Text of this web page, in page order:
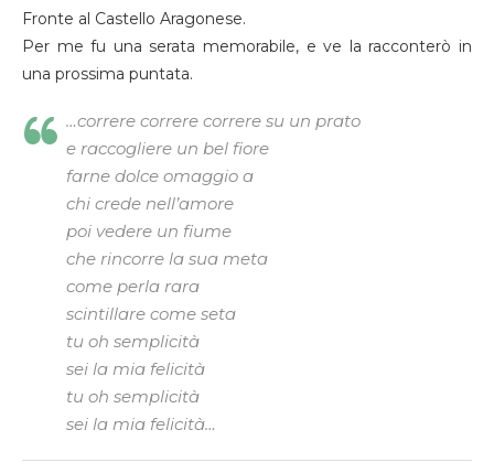
Fronte al Castello Aragonese.
Per me fu una serata memorabile, e ve la racconterò in
una prossima puntata.
…correre correre correre su un prato
e raccogliere un bel fiore
farne dolce omaggio a
chi crede nell’amore
poi vedere un fiume
che rincorre la sua meta
come perla rara
scintillare come seta
tu oh semplicità
sei la mia felicità
tu oh semplicità
sei la mia felicità…